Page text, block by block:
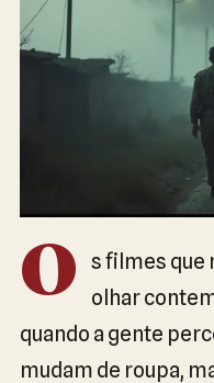
O
s filmes que
olhar
quando a gente
mudam de roupa,